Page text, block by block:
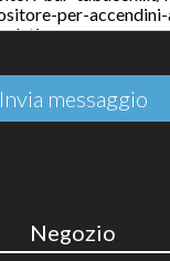
Invia messaggio
Negozio